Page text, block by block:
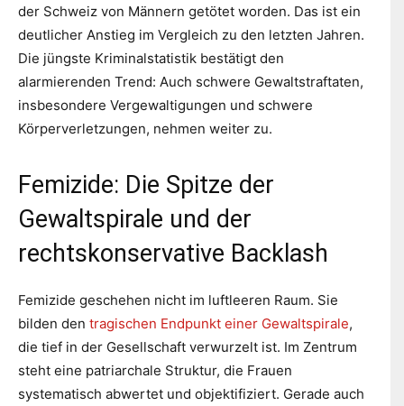
der Schweiz von Männern getötet worden. Das ist ein
deutlicher Anstieg im Vergleich zu den letzten Jahren.
Die jüngste Kriminalstatistik bestätigt den
alarmierenden Trend: Auch schwere Gewaltstraftaten,
insbesondere Vergewaltigungen und schwere
Körperverletzungen, nehmen weiter zu.
Femizide: Die Spitze der
Gewaltspirale und der
rechtskonservative Backlash
Femizide geschehen nicht im luftleeren Raum. Sie
bilden den tragischen Endpunkt einer Gewaltspirale,
die tief in der Gesellschaft verwurzelt ist. Im Zentrum
steht eine patriarchale Struktur, die Frauen
systematisch abwertet und objektifiziert. Gerade auch